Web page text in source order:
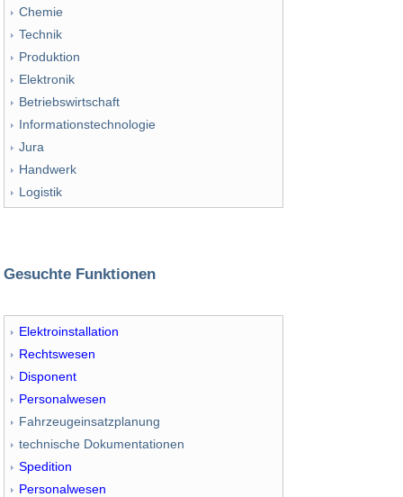
Chemie
Technik
Produktion
Elektronik
Betriebswirtschaft
Informationstechnologie
Jura
Handwerk
Logistik
Gesuchte Funktionen
Elektroinstallation
Rechtswesen
Disponent
Personalwesen
Fahrzeugeinsatzplanung
technische Dokumentationen
Spedition
Personalwesen